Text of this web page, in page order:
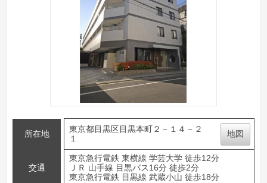
所在地
東京都目黒区目黒本町２－１４－２
１
地図
交通
東京急行電鉄 東横線 学芸大学 徒歩12分
ＪＲ 山手線 目黒バス16分 徒歩2分
東京急行電鉄 目黒線 武蔵小山 徒歩18分